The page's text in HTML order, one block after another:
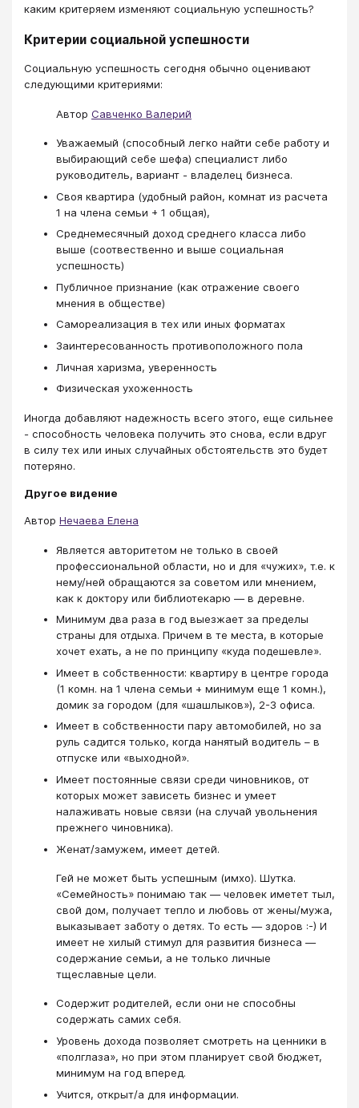
каким критеряем изменяют социальную успешность?
Критерии социальной успешности
Социальную успешность сегодня обычно оценивают
следующими критериями:
Автор Савченко Валерий
Уважаемый (способный легко найти себе работу и
выбирающий себе шефа) специалист либо
руководитель, вариант - владелец бизнеса.
Своя квартира (удобный район, комнат из расчета
1 на члена семьи + 1 общая),
Среднемесячный доход среднего класса либо
выше (соотвественно и выше социальная
успешность)
Публичное признание (как отражение своего
мнения в обществе)
Самореализация в тех или иных форматах
Заинтересованность противоположного пола
Личная харизма, уверенность
Физическая ухоженность
Иногда добавляют надежность всего этого, еще сильнее
- способность человека получить это снова, если вдруг
в силу тех или иных случайных обстоятельств это будет
потеряно.
Другое видение
Автор Нечаева Елена
Является авторитетом не только в своей
профессиональной области, но и для «чужих», т.е. к
нему/ней обращаются за советом или мнением,
как к доктору или библиотекарю — в деревне.
Минимум два раза в год выезжает за пределы
страны для отдыха. Причем в те места, в которые
хочет ехать, а не по принципу «куда подешевле».
Имеет в собственности: квартиру в центре города
(1 комн. на 1 члена семьи + минимум еще 1 комн.),
домик за городом (для «шашлыков»), 2-3 офиса.
Имеет в собственности пару автомобилей, но за
руль садится только, когда нанятый водитель – в
отпуске или «выходной».
Имеет постоянные связи среди чиновников, от
которых может зависеть бизнес и умеет
налаживать новые связи (на случай увольнения
прежнего чиновника).
Женат/замужем, имеет детей.
Гей не может быть успешным (имхо). Шутка.
«Семейность» понимаю так — человек иметет тыл,
свой дом, получает тепло и любовь от жены/мужа,
выказывает заботу о детях. То есть — здоров :-) И
имеет не хилый стимул для развития бизнеса —
содержание семьи, а не только личные
тщеславные цели.
Содержит родителей, если они не способны
содержать самих себя.
Уровень дохода позволяет смотреть на ценники в
«полглаза», но при этом планирует свой бюджет,
минимум на год вперед.
Учится, открыт/а для информации.